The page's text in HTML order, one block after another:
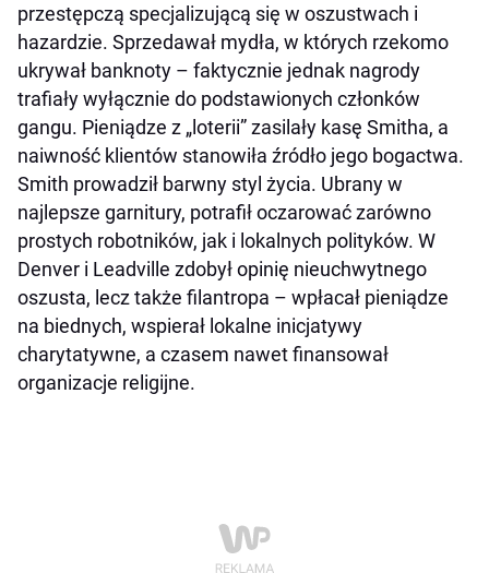
przestępczą specjalizującą się w oszustwach i
hazardzie. Sprzedawał mydła, w których rzekomo
ukrywał banknoty – faktycznie jednak nagrody
trafiały wyłącznie do podstawionych członków
gangu. Pieniądze z „loterii” zasilały kasę Smitha, a
naiwność klientów stanowiła źródło jego bogactwa.
Smith prowadził barwny styl życia. Ubrany w
najlepsze garnitury, potrafił oczarować zarówno
prostych robotników, jak i lokalnych polityków. W
Denver i Leadville zdobył opinię nieuchwytnego
oszusta, lecz także filantropa – wpłacał pieniądze
na biednych, wspierał lokalne inicjatywy
charytatywne, a czasem nawet finansował
organizacje religijne.